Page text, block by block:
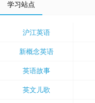
学习站点
沪江英语
新概念英语
英语故事
英文儿歌